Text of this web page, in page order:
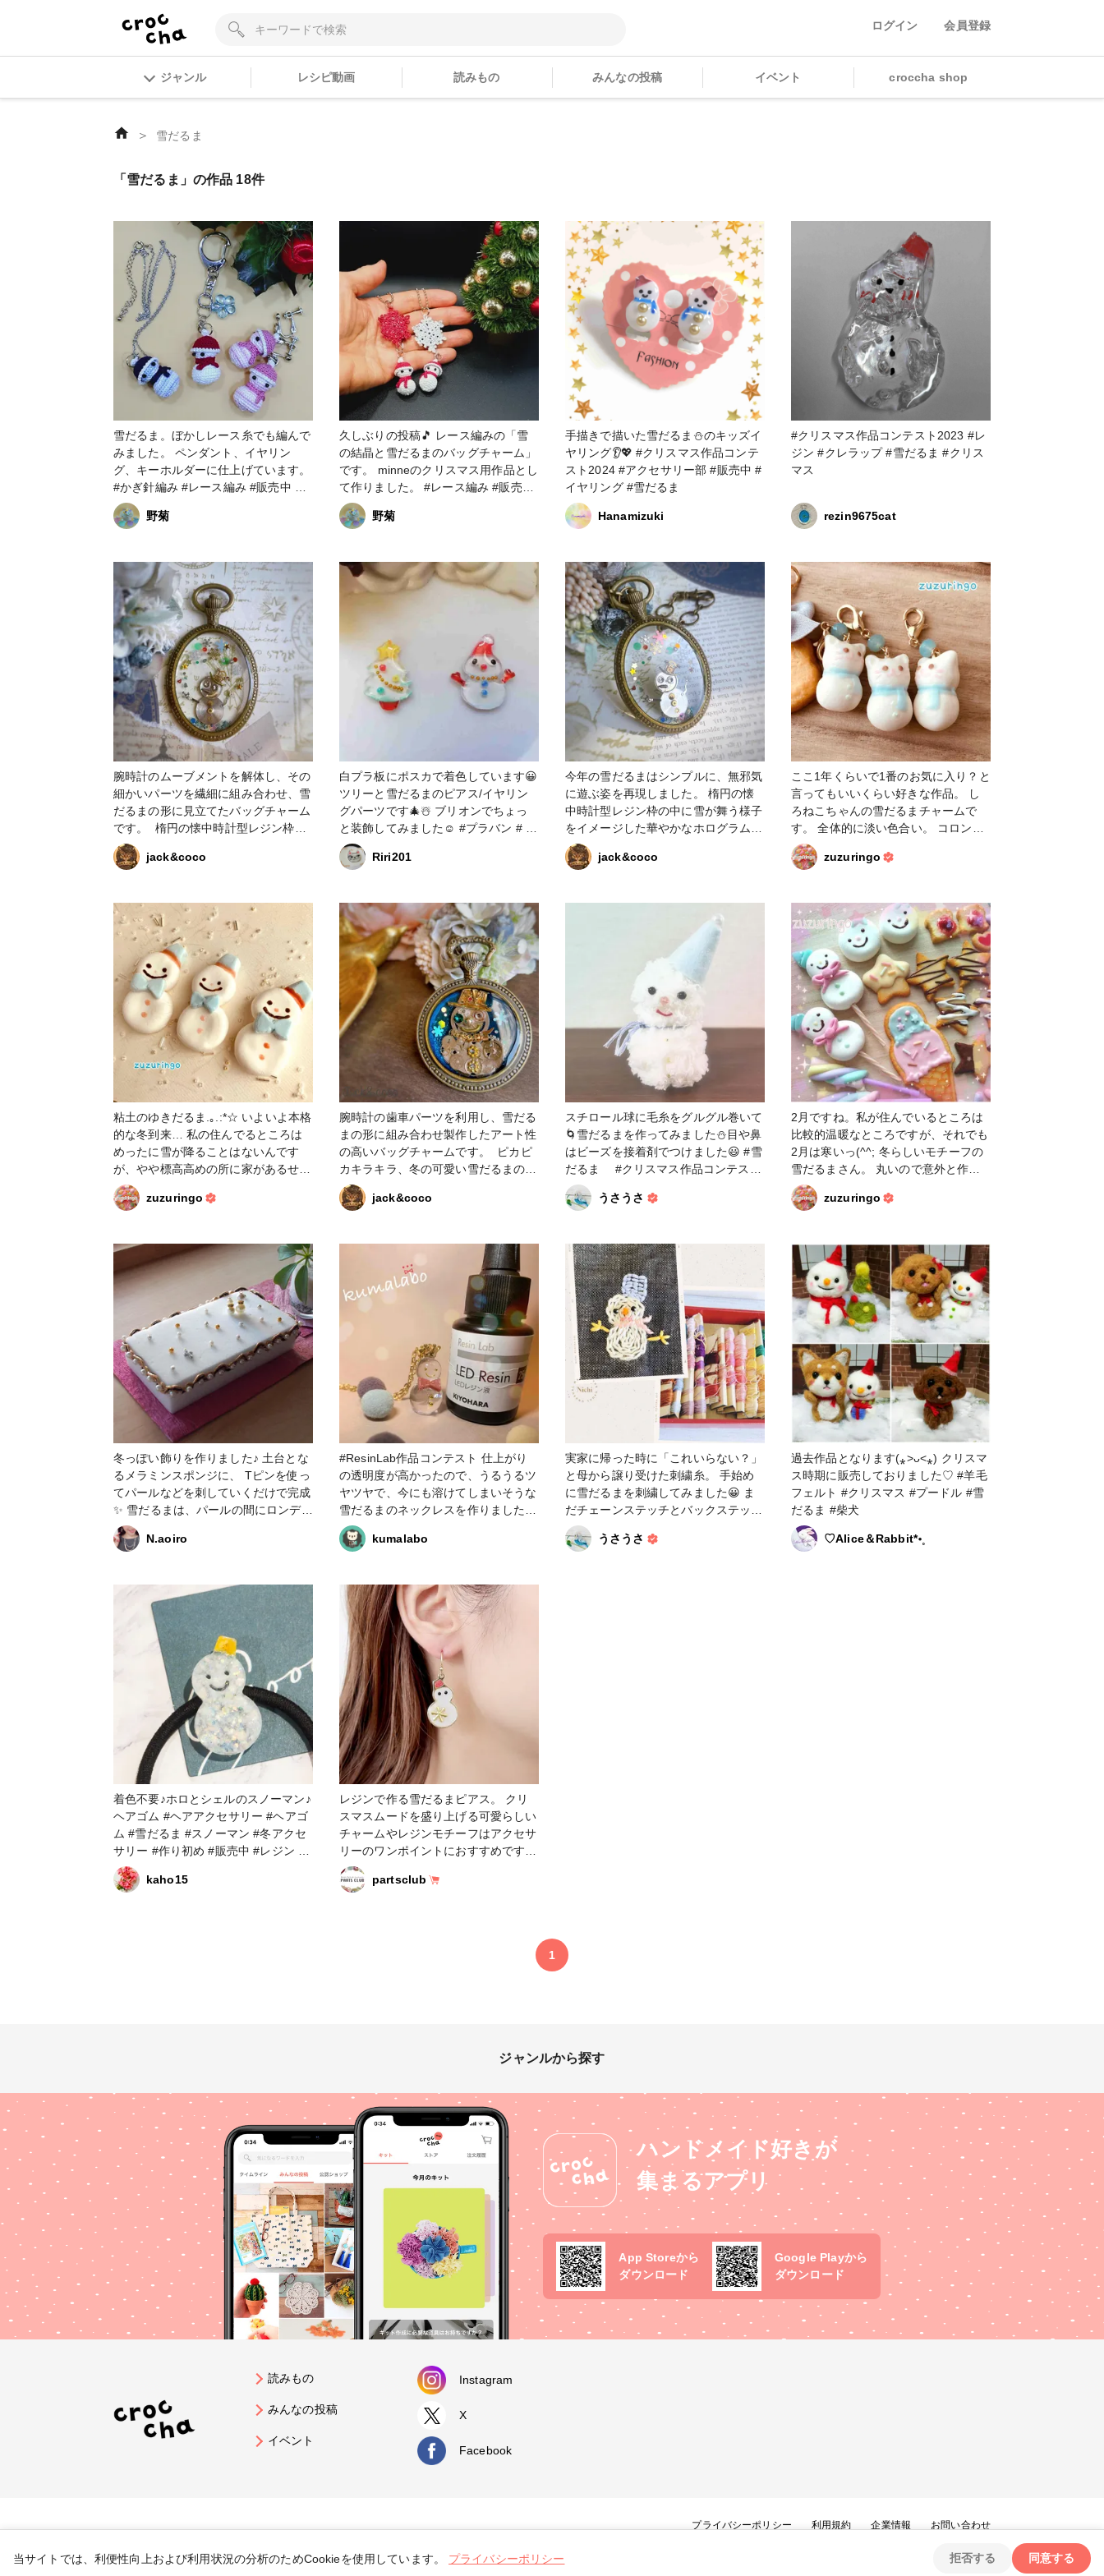
ログイン 会員登録
ジャンル レシピ動画 読みもの みんなの投稿 イベント croccha shop
＞ 雪だるま
「雪だるま」の作品 18件
雪だるま。ぼかしレース糸でも編んで
みました。 ペンダント、イヤリン
グ、キーホルダーに仕上げています。
#かぎ針編み #レース編み #販売中
#雪だるま #アクセサリー
野菊
久しぶりの投稿🎵 レース編みの「雪
の結晶と雪だるまのバッグチャーム」
です。 minneのクリスマス用作品とし
て作りました。 #レース編み #販売中
#雪の結晶 #雪だるま #バッグチャー
ム
野菊
手描きで描いた雪だるま⛄️のキッズイ
ヤリング👂️💖 #クリスマス作品コンテ
スト2024 #アクセサリー部 #販売中 #
イヤリング #雪だるま
Hanamizuki
#クリスマス作品コンテスト2023 #レ
ジン #クレラップ #雪だるま #クリス
マス
rezin9675cat
腕時計のムーブメントを解体し、その
細かいパーツを繊細に組み合わせ、雪
だるまの形に見立てたバッグチャーム
です。 楕円の懐中時計型レジン枠の
中に雪が舞う様子をイメージした華や
かなホログラムと歯車パーツで出来た
からでも無機質な歯車パーツから愛着
のある可愛らしい雪だるまを楽しむこ
とができます。 持つ人にほのぼのと
した冬の幸せが広がりますように。 #
クリスマス作品コンテスト2023 #レジ
ン #雪だるま
jack&coco
白プラ板にポスカで着色しています😀
ツリーと雪だるまのピアス/イヤリン
グパーツです🎄☃️ ブリオンでちょっ
と装飾してみました☺️ #プラバン # プ
ラ板 #ツリー #雪だるま #アクセサリ
ー
Riri201
今年の雪だるまはシンプルに、無邪気
に遊ぶ姿を再現しました。 楕円の懐
中時計型レジン枠の中に雪が舞う様子
をイメージした華やかなホログラムと
歯車パーツで出来た雪だるまが戯れて
いる姿を描いています。 背面は透明
雪だるまを楽しむことができます。 #
jack&coco
ここ1年くらいで1番のお気に入り？と
言ってもいいくらい好きな作品。 し
ろねこちゃんの雪だるまチャームで
す。 全体的に淡い色合い。 コロンと
したフォルムがとっても可愛い。 で
も淡いがゆえに？撮るとピンぼけして
zuzuringo
粘土のゆきだるま.｡.:*☆ いよいよ本格
的な冬到来… 私の住んでるところは
めったに雪が降ることはないんです
が、やや標高高めの所に家があるせい
か寒いです… でもやっぱり冬には冬
らしいアイテムで季節を感じたい！
マガジンに作り方が掲載されておりま
すのでよろしければお試し下さい^ ^ #
粘土 #作り方 #雪だるま
zuzuringo
腕時計の歯車パーツを利用し、雪だる
まの形に組み合わせ製作したアート性
の高いバッグチャームです。 ピカピ
カキラキラ、冬の可愛い雪だるまのボ
タンと片目にブルーのスワロフスキー
を使用しました。 背景には雪の結晶
だるまと一緒におでかけしませんか。
沢山の細かい金属パーツとたっぷり
のレジンを使用しています。 持ち運
べるアートとして制作しております。
大きめの作品ですのでバッグチャーム
がお勧めですが、オプションでキーホ
ルダーに変更可能です。 使用例と致
しまして、壁に引っ掛ける等インテリ
アとしてお楽しみいただけます。 ク
リスマスにはツリーのオーナメントと
しても存在感を放ちます。 また、重
厚感のある作品ですので、金具を取り
外すとペーパーウェイトとしても使用
できます。 様々な使い方で長くご使
用いただける作品となっております。
#クリスマス作品コンテスト2022 #販
売中 #雪だるま #スチームパンク
jack&coco
スチロール球に毛糸をグルグル巻いて
🌀雪だるまを作ってみました⛄️目や鼻
はビーズを接着剤でつけました😃 #雪
だるま #クリスマス作品コンテスト
2022
うさうさ
2月ですね。私が住んでいるところは
比較的温暖なところですが、それでも
2月は寒いっ(^^; 冬らしいモチーフの
雪だるまさん。 丸いので意外と作り
やすいです。 #粘土 #デコパーツ #
雪だるまzuzuringo
冬っぽい飾りを作りました♪ 土台とな
るメラミンスポンジに、 Tピンを使っ
てパールなどを刺していくだけで完成
✨ 雪だるまは、パールの間にロンデル
を挟んでいます⛄️ 冬が終わったら分
解して、パーツは他のものに使う予定
N.aoiro
#ResinLab作品コンテスト 仕上がり
の透明度が高かったので、うるうるツ
ヤツヤで、今にも溶けてしまいそうな
雪だるまのネックレスを作りました☃︎
KIYOHARAさんのレジン液はどれも使
用した事がありますが、今回使用した
想になります↓↓↓ 【色味】透明度高め
【粘度】サラサラ 【硬さ】ハード
【気泡】出来にくい(出来ても爪楊枝
で簡単に潰せます) 【発色】混ざり
〇、硬化不良なし 【におい】少なめ※
個人差あります 【硬化時間】早い
【反り･収縮】なし(半透明のモール
ド) #ネックレス #雪だるま #はじめて
の投稿
kumalabo
実家に帰った時に「これいらない？」
と母から譲り受けた刺繍糸。 手始め
に雪だるまを刺繍してみました😀 ま
だチェーンステッチとバックステッチ
しかできないけど、新しいことに挑戦
するのはドキドキワクワクして楽しい
うさうさ
過去作品となります(⁎˃ᴗ˂⁎) クリスマ
ス時期に販売しておりました♡ #羊毛
フェルト #クリスマス #プードル #雪
だるま #柴犬
♡Alice＆Rabbit*॰˳
着色不要♪ホロとシェルのスノーマン♪
ヘアゴム #ヘアアクセサリー #ヘアゴ
ム #雪だるま #スノーマン #冬アクセ
サリー #作り初め #販売中 #レジン #
新春投稿キャンペーン
kaho15
レジンで作る雪だるまピアス。 クリ
スマスムードを盛り上げる可愛らしい
チャームやレジンモチーフはアクセサ
リーのワンポイントにおすすめです♡
作り方は参考リンクをご欄ください。
（レシピは動画のみになります）
partsclub
1
ジャンルから探す
ハンドメイド好きが
集まるアプリ
App Storeから
ダウンロード
Google Playから
ダウンロード
読みもの
みんなの投稿
イベント
Instagram
X
Facebook
プライバシーポリシー 利用規約 企業情報 お問い合わせ
tryangle Co., Ltd. All Rights Reserved.
当サイトでは、利便性向上および利用状況の分析のためCookieを使用しています。 プライバシーポリシー 拒否する 同意する